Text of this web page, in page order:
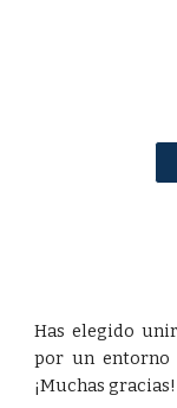
Has elegido
por un entorno
¡Muchas gracias!